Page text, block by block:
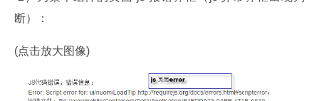
断）：
(点击放大图像)